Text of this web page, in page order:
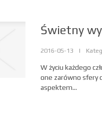
Świetny
2016-05-13 |
W życiu każdego
one zarówno sfery
aspektem...